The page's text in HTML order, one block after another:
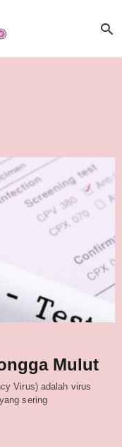
Mulut
Virus) adalah virus
sering